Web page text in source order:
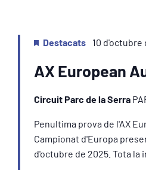
Destacats 10 d'octubre
AX European
Circuit Parc de la Serra
Penultima prova de l'AX
Campionat d'Europa
d'octubre de 2025. Tota